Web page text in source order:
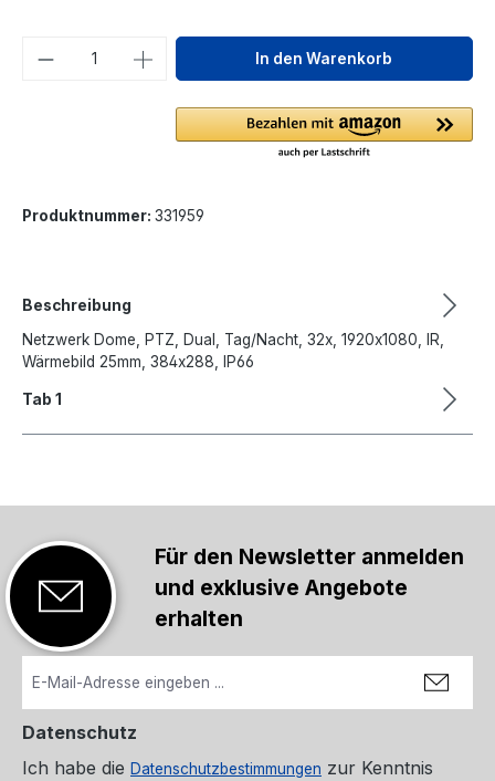
Produkt Anzahl: Gib denIn den Warenkorb
Produktnummer: 331959
Beschreibung
Netzwerk Dome, PTZ, Dual, Tag/Nacht, 32x, 1920x1080, IR,
Wärmebild 25mm, 384x288, IP66
Tab 1
Für den Newsletter anmelden
und exklusive Angebote
erhalten
Datenschutz
Ich habe die Datenschutzbestimmungen zur Kenntnis